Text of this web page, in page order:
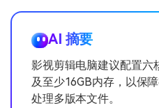
AI 摘要
影视剪辑电脑建议配置六
及至少16GB内存，以保
处理多版本文件。